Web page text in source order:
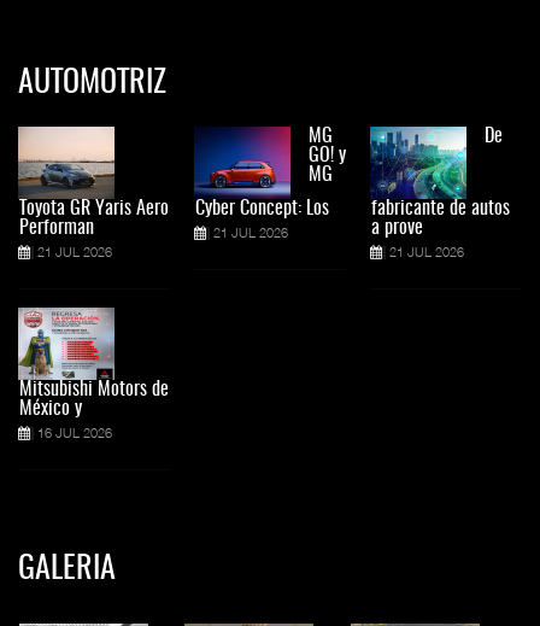
AUTOMOTRIZ
Toyota GR Yaris Aero
Performan
21 JUL 2026
Mitsubishi Motors de
México y
16 JUL 2026
MG
GO! y
MG
Cyber Concept: Los
21 JUL 2026
De
fabricante de autos
a prove
21 JUL 2026
GALERIA